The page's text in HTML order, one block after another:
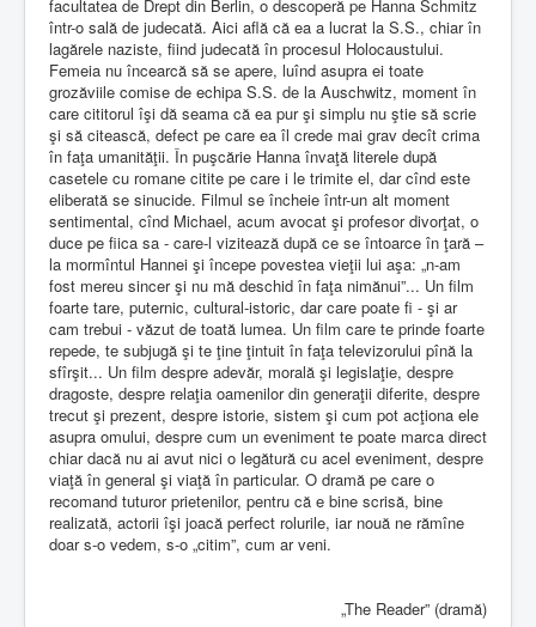
facultatea de Drept din Berlin, o descoperă pe Hanna Schmitz
într-o sală de judecată. Aici află că ea a lucrat la S.S., chiar în
lagărele naziste, fiind judecată în procesul Holocaustului.
Femeia nu încearcă să se apere, luînd asupra ei toate
grozăviile comise de echipa S.S. de la Auschwitz, moment în
care cititorul îşi dă seama că ea pur şi simplu nu ştie să scrie
şi să citească, defect pe care ea îl crede mai grav decît crima
în faţa umanităţii. În puşcărie Hanna învaţă literele după
casetele cu romane citite pe care i le trimite el, dar cînd este
eliberată se sinucide. Filmul se încheie într-un alt moment
sentimental, cînd Michael, acum avocat şi profesor divorţat, o
duce pe fiica sa - care-l vizitează după ce se întoarce în ţară –
la mormîntul Hannei şi începe povestea vieţii lui aşa: „n-am
fost mereu sincer şi nu mă deschid în faţa nimănui”... Un film
foarte tare, puternic, cultural-istoric, dar care poate fi - şi ar
cam trebui - văzut de toată lumea. Un film care te prinde foarte
repede, te subjugă şi te ţine ţintuit în faţa televizorului pînă la
sfîrşit... Un film despre adevăr, morală şi legislaţie, despre
dragoste, despre relaţia oamenilor din generaţii diferite, despre
trecut şi prezent, despre istorie, sistem şi cum pot acţiona ele
asupra omului, despre cum un eveniment te poate marca direct
chiar dacă nu ai avut nici o legătură cu acel eveniment, despre
viaţă în general şi viaţă în particular. O dramă pe care o
recomand tuturor prietenilor, pentru că e bine scrisă, bine
realizată, actorii îşi joacă perfect rolurile, iar nouă ne rămîne
doar s-o vedem, s-o „citim”, cum ar veni.
„The Reader” (dramă)